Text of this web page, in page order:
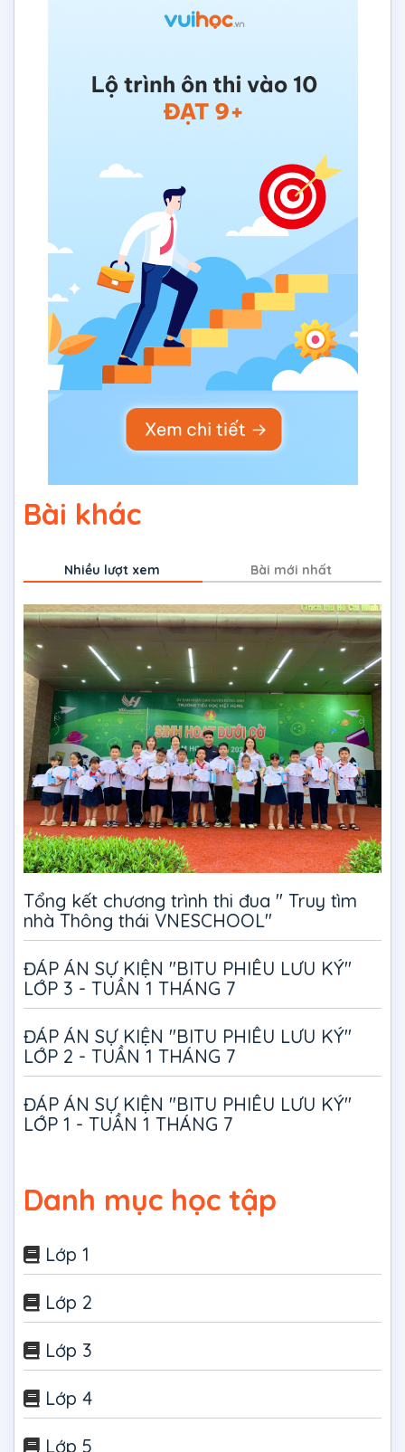
Bài khác
Nhiều lượt xem Bài mới nhất
Tổng kết chương trình thi đua " Truy tìm
nhà Thông thái VNESCHOOL"
ĐÁP ÁN SỰ KIỆN "BITU PHIÊU LƯU KÝ"
LỚP 3 - TUẦN 1 THÁNG 7
ĐÁP ÁN SỰ KIỆN "BITU PHIÊU LƯU KÝ"
LỚP 2 - TUẦN 1 THÁNG 7
ĐÁP ÁN SỰ KIỆN "BITU PHIÊU LƯU KÝ"
LỚP 1 - TUẦN 1 THÁNG 7
Danh mục học tập
Lớp 1
Lớp 2
Lớp 3
Lớp 4
Lớp 5